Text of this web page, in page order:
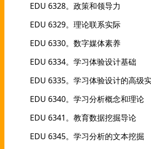
EDU 6328。政策和领导力
EDU 6329。理论联系实际
EDU 6330。数字媒体素养
EDU 6334。学习体验设计基础
EDU 6335。学习体验设计的高级
EDU 6340。学习分析概念和理论
EDU 6341。教育数据挖掘导论
EDU 6345。学习分析的文本挖掘